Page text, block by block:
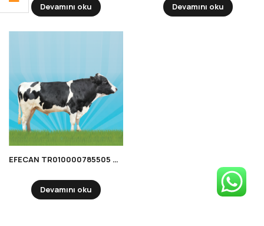
Devamını oku Devamını oku
EFECAN TR010000785505 HOLSTEIN
Devamını oku